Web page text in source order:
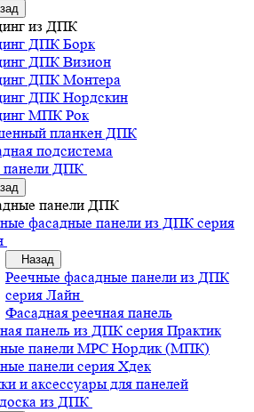
из ДПК
ДПК Борк
ДПК Визион
ДПК Монтера
ДПК Нордскин
МПК Рок
планкен ДПК
подсистема
панели ДПК
панели ДПК
фасадные панели из ДПК серия
Назад
Реечные фасадные панели из ДПК
серия Лайн
Фасадная реечная панель
панель из ДПК серия Практик
панели MPC Нордик (МПК)
панели серия Хдек
и аксессуары для панелей
из ДПК